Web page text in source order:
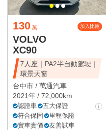
130 萬 加入比較
VOLVO
XC90
7人座｜PA2半自動駕駛｜
環景天窗
台中市 / 萬通汽車
2021年 / 72,000km
認證車
五大保證
符合保固
里程保證
實車實價
友善試車